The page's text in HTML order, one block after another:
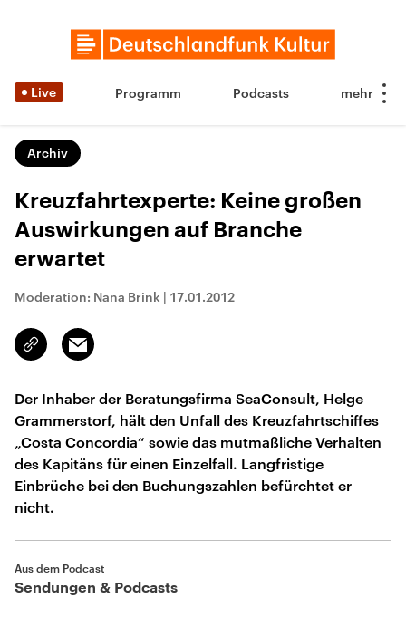
Live Programm Podcasts
Archiv
Kreuzfahrtexperte: Keine großen
Auswirkungen auf Branche
erwartet
Moderation: Nana Brink | 17.01.2012
Link
kopieren/teilen
Email
Der Inhaber der Beratungsfirma SeaConsult, Helge
Grammerstorf, hält den Unfall des Kreuzfahrtschiffes
„Costa Concordia“ sowie das mutmaßliche Verhalten
des Kapitäns für einen Einzelfall. Langfristige
Einbrüche bei den Buchungszahlen befürchtet er
nicht.
Aus dem Podcast
Sendungen & Podcasts